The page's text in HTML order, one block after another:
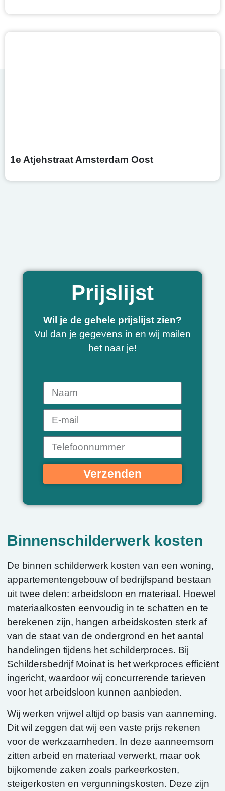
1e Atjehstraat Amsterdam Oost
Prijslijst
Wil je de gehele prijslijst zien?
Vul dan je gegevens in en wij mailen
het naar je!
Verzenden
Binnenschilderwerk kosten
De binnen schilderwerk kosten van een woning,
appartementengebouw of bedrijfspand bestaan
uit twee delen: arbeidsloon en materiaal. Hoewel
materiaalkosten eenvoudig in te schatten en te
berekenen zijn, hangen arbeidskosten sterk af
van de staat van de ondergrond en het aantal
handelingen tijdens het schilderproces. Bij
Schildersbedrijf Moinat is het werkproces efficiënt
ingericht, waardoor wij concurrerende tarieven
voor het arbeidsloon kunnen aanbieden.
Wij werken vrijwel altijd op basis van aanneming.
Dit wil zeggen dat wij een vaste prijs rekenen
voor de werkzaamheden. In deze aanneemsom
zitten arbeid en materiaal verwerkt, maar ook
bijkomende zaken zoals parkeerkosten,
steigerkosten en vergunningskosten. Deze zijn